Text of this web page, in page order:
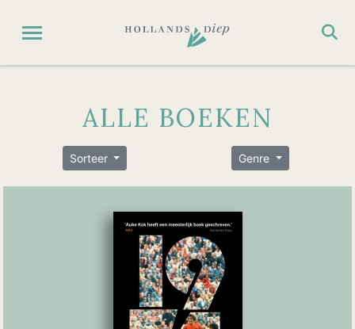
ALLE BOEKEN
Sorteer Genre